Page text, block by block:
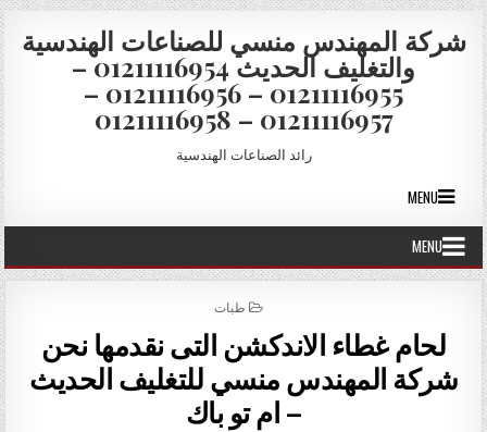
Skip to content
شركة المهندس منسي للصناعات الهندسية
والتغليف الحديث 01211116954 –
01211116955 – 01211116956 –
01211116957 – 01211116958
رائد الصناعات الهندسية
MENU
MENU
POSTED IN
طبات
لحام غطاء الاندكشن التى نقدمها نحن
شركة المهندس منسي للتغليف الحديث
– ام تو باك